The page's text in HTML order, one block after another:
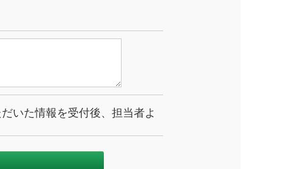
いた情報を受付後、担当者よ